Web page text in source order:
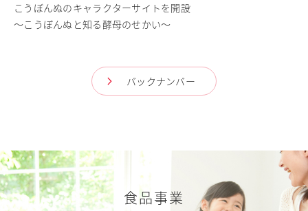
こうぼんぬのキャラクターサイトを開設
～こうぼんぬと知る酵母のせかい～
バックナンバー
食品事業